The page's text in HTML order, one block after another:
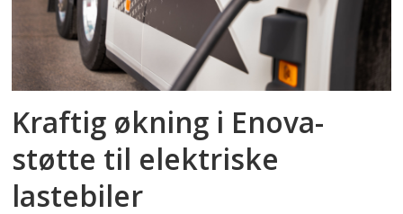
Kraftig økning i Enova-
støtte til elektriske
lastebiler